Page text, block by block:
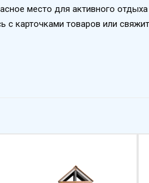
место для активного отдыха
с карточками товаров или